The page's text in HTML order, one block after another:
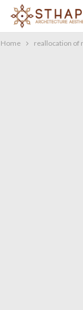
Home reallocation of